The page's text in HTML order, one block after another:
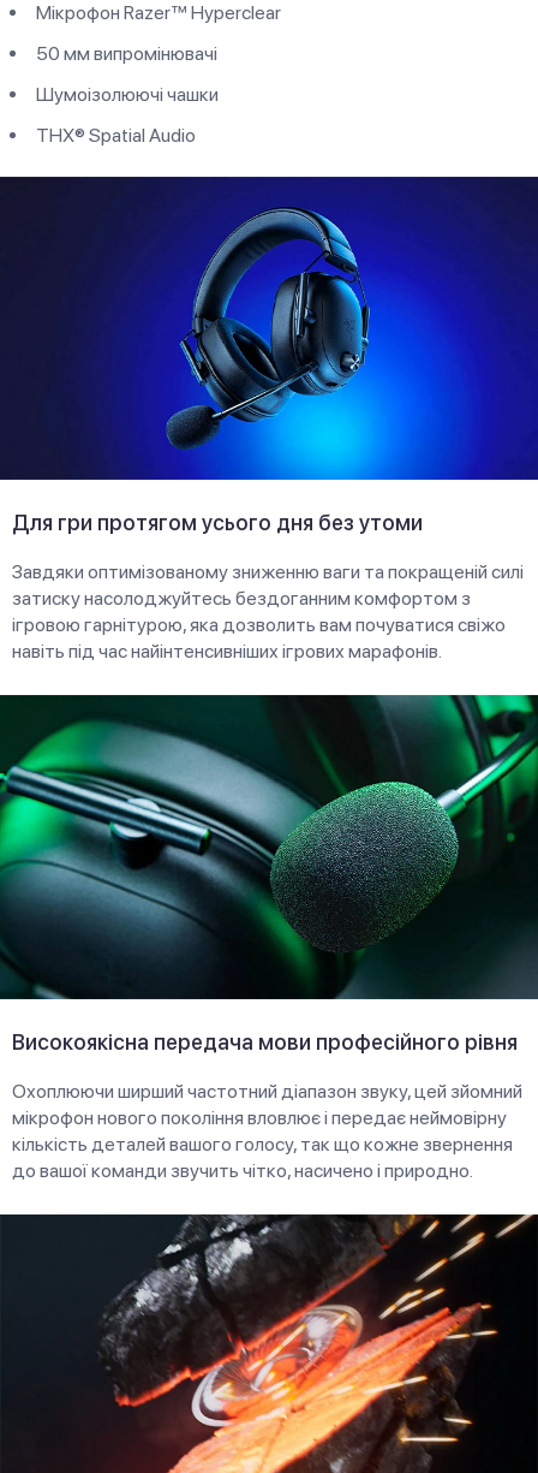
Мікрофон Razer™ Hyperclear
50 мм випромінювачі
Шумоізолюючі чашки
THX® Spatial Audio
Для гри протягом усього дня без утоми
Завдяки оптимізованому зниженню ваги та покращеній силі
затиску насолоджуйтесь бездоганним комфортом з
ігровою гарнітурою, яка дозволить вам почуватися свіжо
навіть під час найінтенсивніших ігрових марафонів.
Високоякісна передача мови професійного рівня
Охоплюючи ширший частотний діапазон звуку, цей зйомний
мікрофон нового покоління вловлює і передає неймовірну
кількість деталей вашого голосу, так що кожне звернення
до вашої команди звучить чітко, насичено і природно.